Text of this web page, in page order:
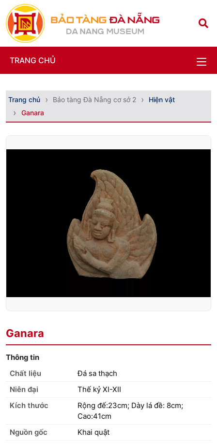
TRANG CHỦ
Trang chủ Bảo tàng Đà Nẵng cơ sở 2
Hiện vật
Ganara
Ganara
Thông tin
Chất liệu
Đá sa thạch
Niên đại
Thế kỷ XI-XII
Kích thước
Rộng đế:23cm; Dày lá đề: 8cm;
Cao:41cm
Nguồn gốc
Khai quật